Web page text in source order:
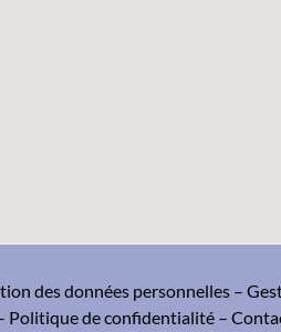
des données personnelles–
Politique de confidentialité –